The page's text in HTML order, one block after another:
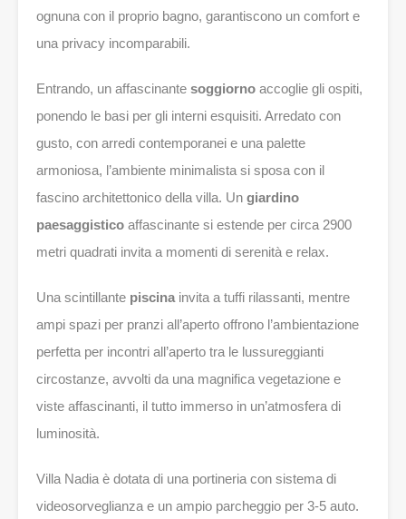
ognuna con il proprio bagno, garantiscono un comfort e
una privacy incomparabili.
Entrando, un affascinante soggiorno accoglie gli ospiti,
ponendo le basi per gli interni esquisiti. Arredato con
gusto, con arredi contemporanei e una palette
armoniosa, l’ambiente minimalista si sposa con il
fascino architettonico della villa. Un giardino
paesaggistico affascinante si estende per circa 2900
metri quadrati invita a momenti di serenità e relax.
Una scintillante piscina invita a tuffi rilassanti, mentre
ampi spazi per pranzi all’aperto offrono l’ambientazione
perfetta per incontri all’aperto tra le lussureggianti
circostanze, avvolti da una magnifica vegetazione e
viste affascinanti, il tutto immerso in un’atmosfera di
luminosità.
Villa Nadia è dotata di una portineria con sistema di
videosorveglianza e un ampio parcheggio per 3-5 auto.